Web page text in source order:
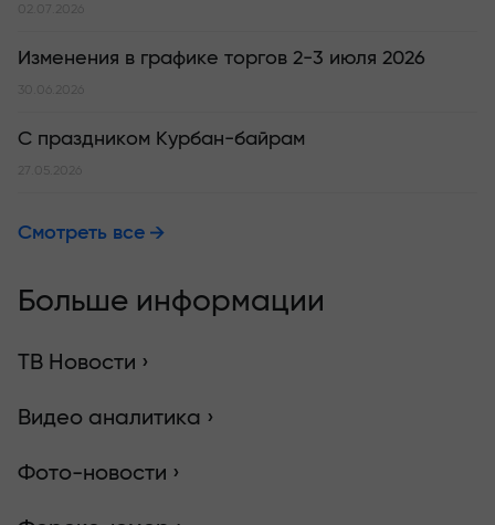
02.07.2026
Изменения в графике торгов 2-3 июля 2026
30.06.2026
С праздником Курбан-байрам
27.05.2026
Смотреть все
Больше информации
ТВ Новости ›
Видео аналитика ›
Фото-новости ›